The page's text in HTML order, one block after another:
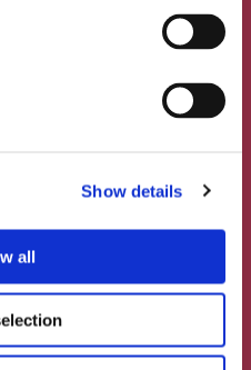
Show details
all
Ray
eetgelegenheid op de
recensie